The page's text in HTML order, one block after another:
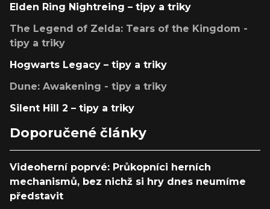
Elden Ring Nightreing – tipy a triky
The Legend of Zelda: Tears of the Kingdom -
tipy a triky
Hogwarts Legacy – tipy a triky
Dune: Awakening - tipy a triky
Silent Hill 2 – tipy a triky
Doporučené články
Videoherní poprvé: Průkopníci herních
mechanismů, bez nichž si hry dnes neumíme
představit